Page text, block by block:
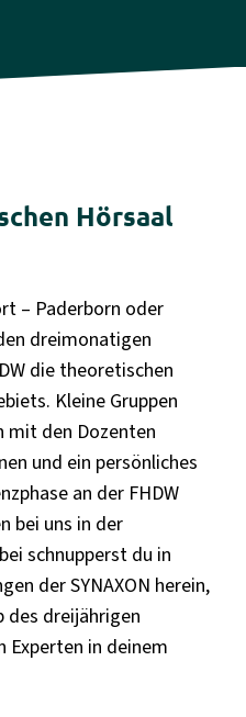
Hörsaal
– Paderborn oder
dreimonatigen
die theoretischen
Kleine Gruppen
mit den Dozenten
und ein persönliches
an der FHDW
bei uns in der
schnupperst du in
der SYNAXON herein,
des dreijährigen
Experten in deinem